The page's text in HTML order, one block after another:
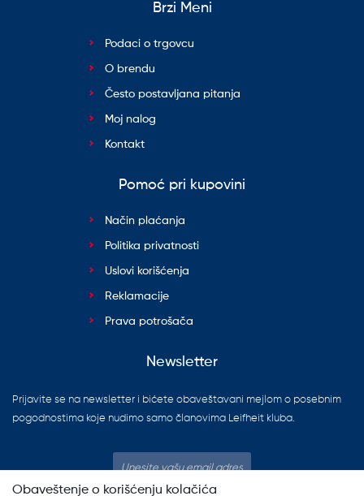
Brzi Meni
Podaci o trgovcu
O brendu
Često postavljana pitanja
Moj nalog
Kontakt
Pomoć pri kupovini
Način plaćanja
Politika privatnosti
Uslovi korišćenja
Reklamacije
Prava potrošača
Newsletter
Prijavite se na newsletter i bićete obaveštavani mejlom o posebnim
pogodnostima koje nudimo samo članovima Leifheit kluba.
Obaveštenje o korišćenju kolačića